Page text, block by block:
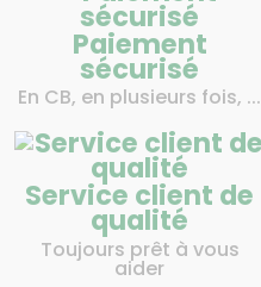
Paiement
sécurisé
En CB, en plusieurs fois, ...
Service client de
qualité
Toujours prêt à vous
aider